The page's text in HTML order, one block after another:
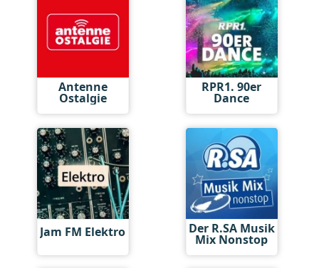
Antenne
Ostalgie
RPR1. 90er
Dance
Jam FM Elektro Der R.SA Musik
Mix Nonstop